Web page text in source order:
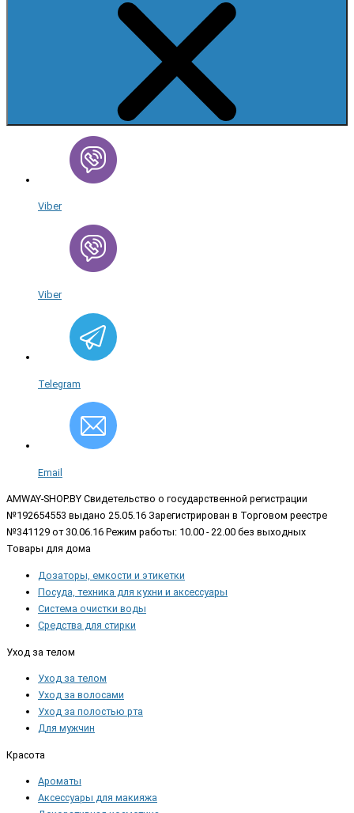
Viber
Viber
Telegram
Email
AMWAY-SHOP.BY Свидетельство о государственной регистрации
№192654553 выдано 25.05.16 Зарегистрирован в Торговом реестре
№341129 от 30.06.16 Режим работы: 10.00 - 22.00 без выходных
Товары для дома
Дозаторы, емкости и этикетки
Посуда, техника для кухни и аксессуары
Система очистки воды
Средства для стирки
Уход за телом
Уход за телом
Уход за волосами
Уход за полостью рта
Для мужчин
Красота
Ароматы
Аксессуары для макияжа